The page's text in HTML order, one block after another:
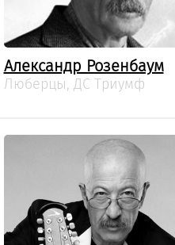
Александр Розенбаум
Люберцы, ДС Триумф